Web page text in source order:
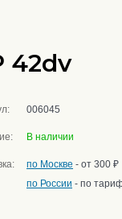
42dv
006045
В наличии
по Москве - от 300 ₽
по России - по